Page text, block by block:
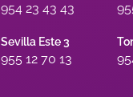
954 23 43 43
Sevilla Este 3
955 12 70 13